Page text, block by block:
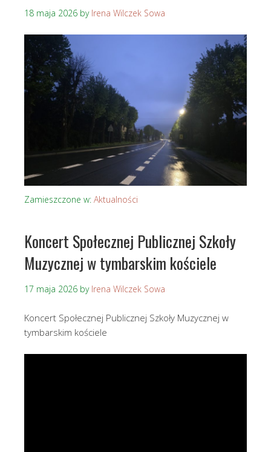
18 maja 2026 by Irena Wilczek Sowa
Zamieszczone w: Aktualności
Koncert Społecznej Publicznej Szkoły
Muzycznej w tymbarskim kościele
17 maja 2026 by Irena Wilczek Sowa
Koncert Społecznej Publicznej Szkoły Muzycznej w
tymbarskim kościele